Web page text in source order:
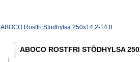
ABOCO Rostfri Stödhylsa 250x14,2-14,8
ABOCO ROSTFRI STÖDHYLSA